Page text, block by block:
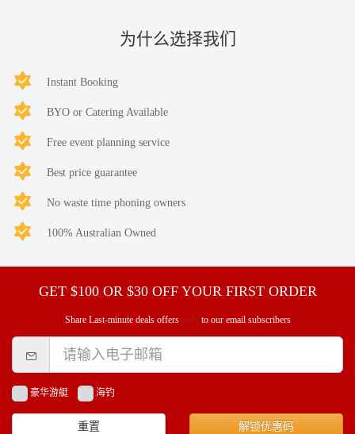
为什么选择我们
Instant Booking
BYO or Catering Available
Free event planning service
Best price guarantee
No waste time phoning owners
100% Australian Owned
GET $100 OR $30 OFF YOUR FIRST ORDER
Share Last-minute deals offers only to our email subscribers
豪华游艇 海钓
重置 解锁优惠码